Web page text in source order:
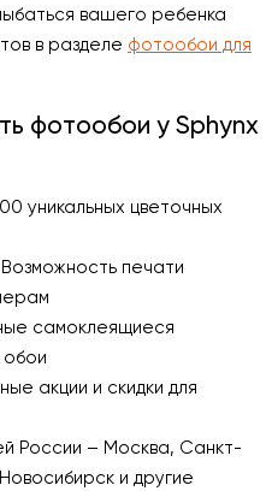
вашего ребенка
в разделе фотообои для
фотообои у Sphynx
уникальных цветочных
Возможность печати
самоклеящиеся
акции и скидки для
России – Москва, Санкт-
и другие